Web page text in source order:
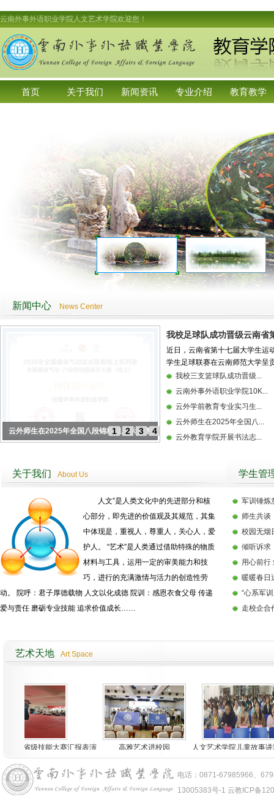
云南外事外语职业学院人文艺术学院欢迎您！
首页 关于我们 新闻资讯 专业介绍 教育教学
新闻中心 News Center
云外师生在2025年全国八段锦校园展示大赛中
1 2 3 4
我校足球队成功晋级云南省
近日，云南省第十七届大学生运
学生足球联赛在云南师范大学呈
我校三支篮球队成功晋级...
云南外事外语职业学院10K...
云外学前教育专业实习生...
云外师生在2025年全国八...
云外教育学院开展书法志...
关于我们 About Us
人文”是人类文化中的先进部分和核
心部分，即先进的价值观及其规范，其集
中体现是，重视人，尊重人，关心人，爱
护人。 “艺术”是人类通过借助特殊的物质
材料与工具，运用一定的审美能力和技
巧，进行的充满激情与活力的创造性劳
动。 院呼：君子厚德载物 人文以化成德 院训：感恩衣食父母 传递
爱与责任 磨砺专业技能 追求价值成长……
学生管
军训锤炼
师生共谈
校园无烟
倾听诉求
用心前行
暖暖春日
“心系军
走校企合
艺术天地 Art Space
年省级技能大赛汇报表演 高雅艺术进校园 人文艺术学院儿童故事讲
电话：0871-67985966、
13005383号-1 云教ICP备